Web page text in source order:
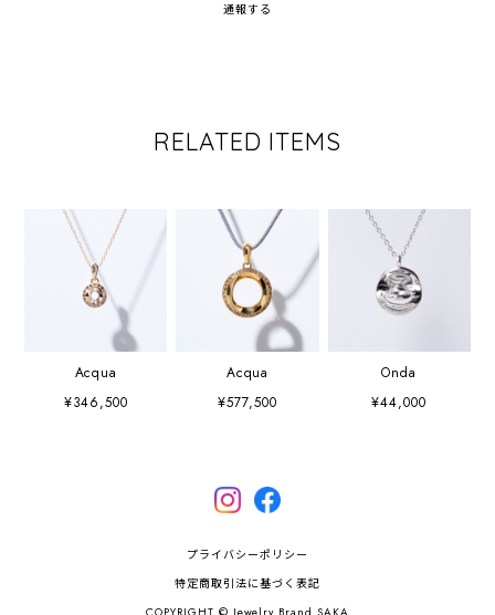
通報する
RELATED ITEMS
Acqua
¥346,500
Acqua
¥577,500
Onda
¥44,000
プライバシーポリシー
特定商取引法に基づく表記